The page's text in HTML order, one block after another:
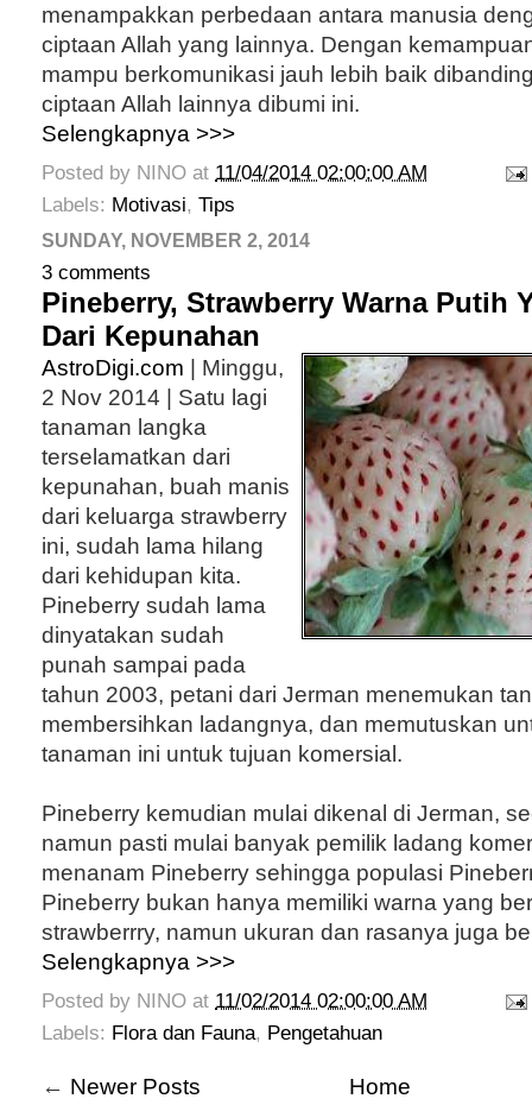
menampakkan perbedaan antara manusia
ciptaan Allah yang lainnya. Dengan
mampu berkomunikasi jauh lebih baik
ciptaan Allah lainnya dibumi ini.
Selengkapnya >>>
Posted by NINO at 11/04/2014 02:00:00 AM
Labels: Motivasi, Tips
SUNDAY, NOVEMBER 2, 2014
3 comments
Pineberry, Strawberry Warna Putih
Dari Kepunahan
AstroDigi.com | Minggu,
2 Nov 2014 | Satu lagi
tanaman langka
terselamatkan dari
kepunahan, buah manis
dari keluarga strawberry
ini, sudah lama hilang
dari kehidupan kita.
Pineberry sudah lama
dinyatakan sudah
punah sampai pada
tahun 2003, petani dari Jerman menemukan
membersihkan ladangnya, dan memutuskan
tanaman ini untuk tujuan komersial.
Pineberry kemudian mulai dikenal di Jerman,
namun pasti mulai banyak pemilik ladang
menanam Pineberry sehingga populasi
Pineberry bukan hanya memiliki warna yang
strawberrry, namun ukuran dan rasanya juga
Selengkapnya >>>
Posted by NINO at 11/02/2014 02:00:00 AM
Labels: Flora dan Fauna, Pengetahuan
← Newer Posts Home